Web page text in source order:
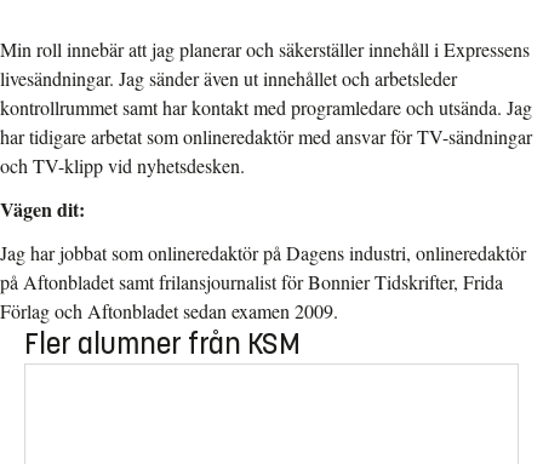
Min roll innebär att jag planerar och säkerställer innehåll i Expressens
livesändningar. Jag sänder även ut innehållet och arbetsleder
kontrollrummet samt har kontakt med programledare och utsända. Jag
har tidigare arbetat som onlineredaktör med ansvar för TV-sändningar
och TV-klipp vid nyhetsdesken.
Vägen dit:
Jag har jobbat som onlineredaktör på Dagens industri, onlineredaktör
på Aftonbladet samt frilansjournalist för Bonnier Tidskrifter, Frida
Förlag och Aftonbladet sedan examen 2009.
Fler alumner från KSM